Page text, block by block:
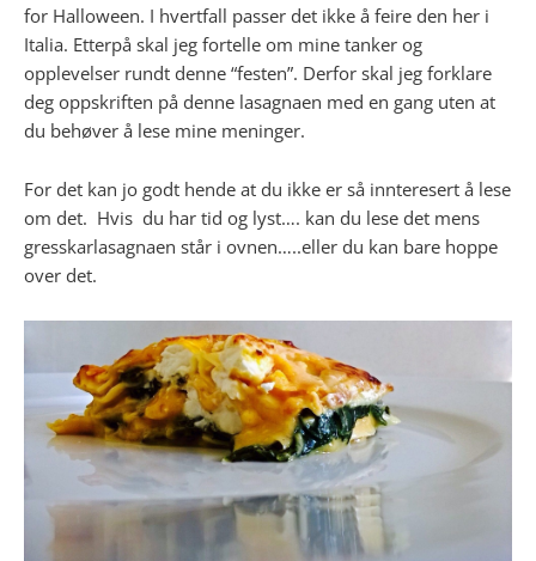
for Halloween. I hvertfall passer det ikke å feire den her i
Italia. Etterpå skal jeg fortelle om mine tanker og
opplevelser rundt denne “festen”. Derfor skal jeg forklare
deg oppskriften på denne lasagnaen med en gang uten at
du behøver å lese mine meninger.
For det kan jo godt hende at du ikke er så innteresert å lese
om det. Hvis du har tid og lyst…. kan du lese det mens
gresskarlasagnaen står i ovnen…..eller du kan bare hoppe
over det.